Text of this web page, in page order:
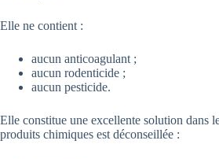
Elle ne contient :
aucun anticoagulant ;
aucun rodenticide ;
aucun pesticide.
Elle constitue une excellente solution dans
produits chimiques est déconseillée :